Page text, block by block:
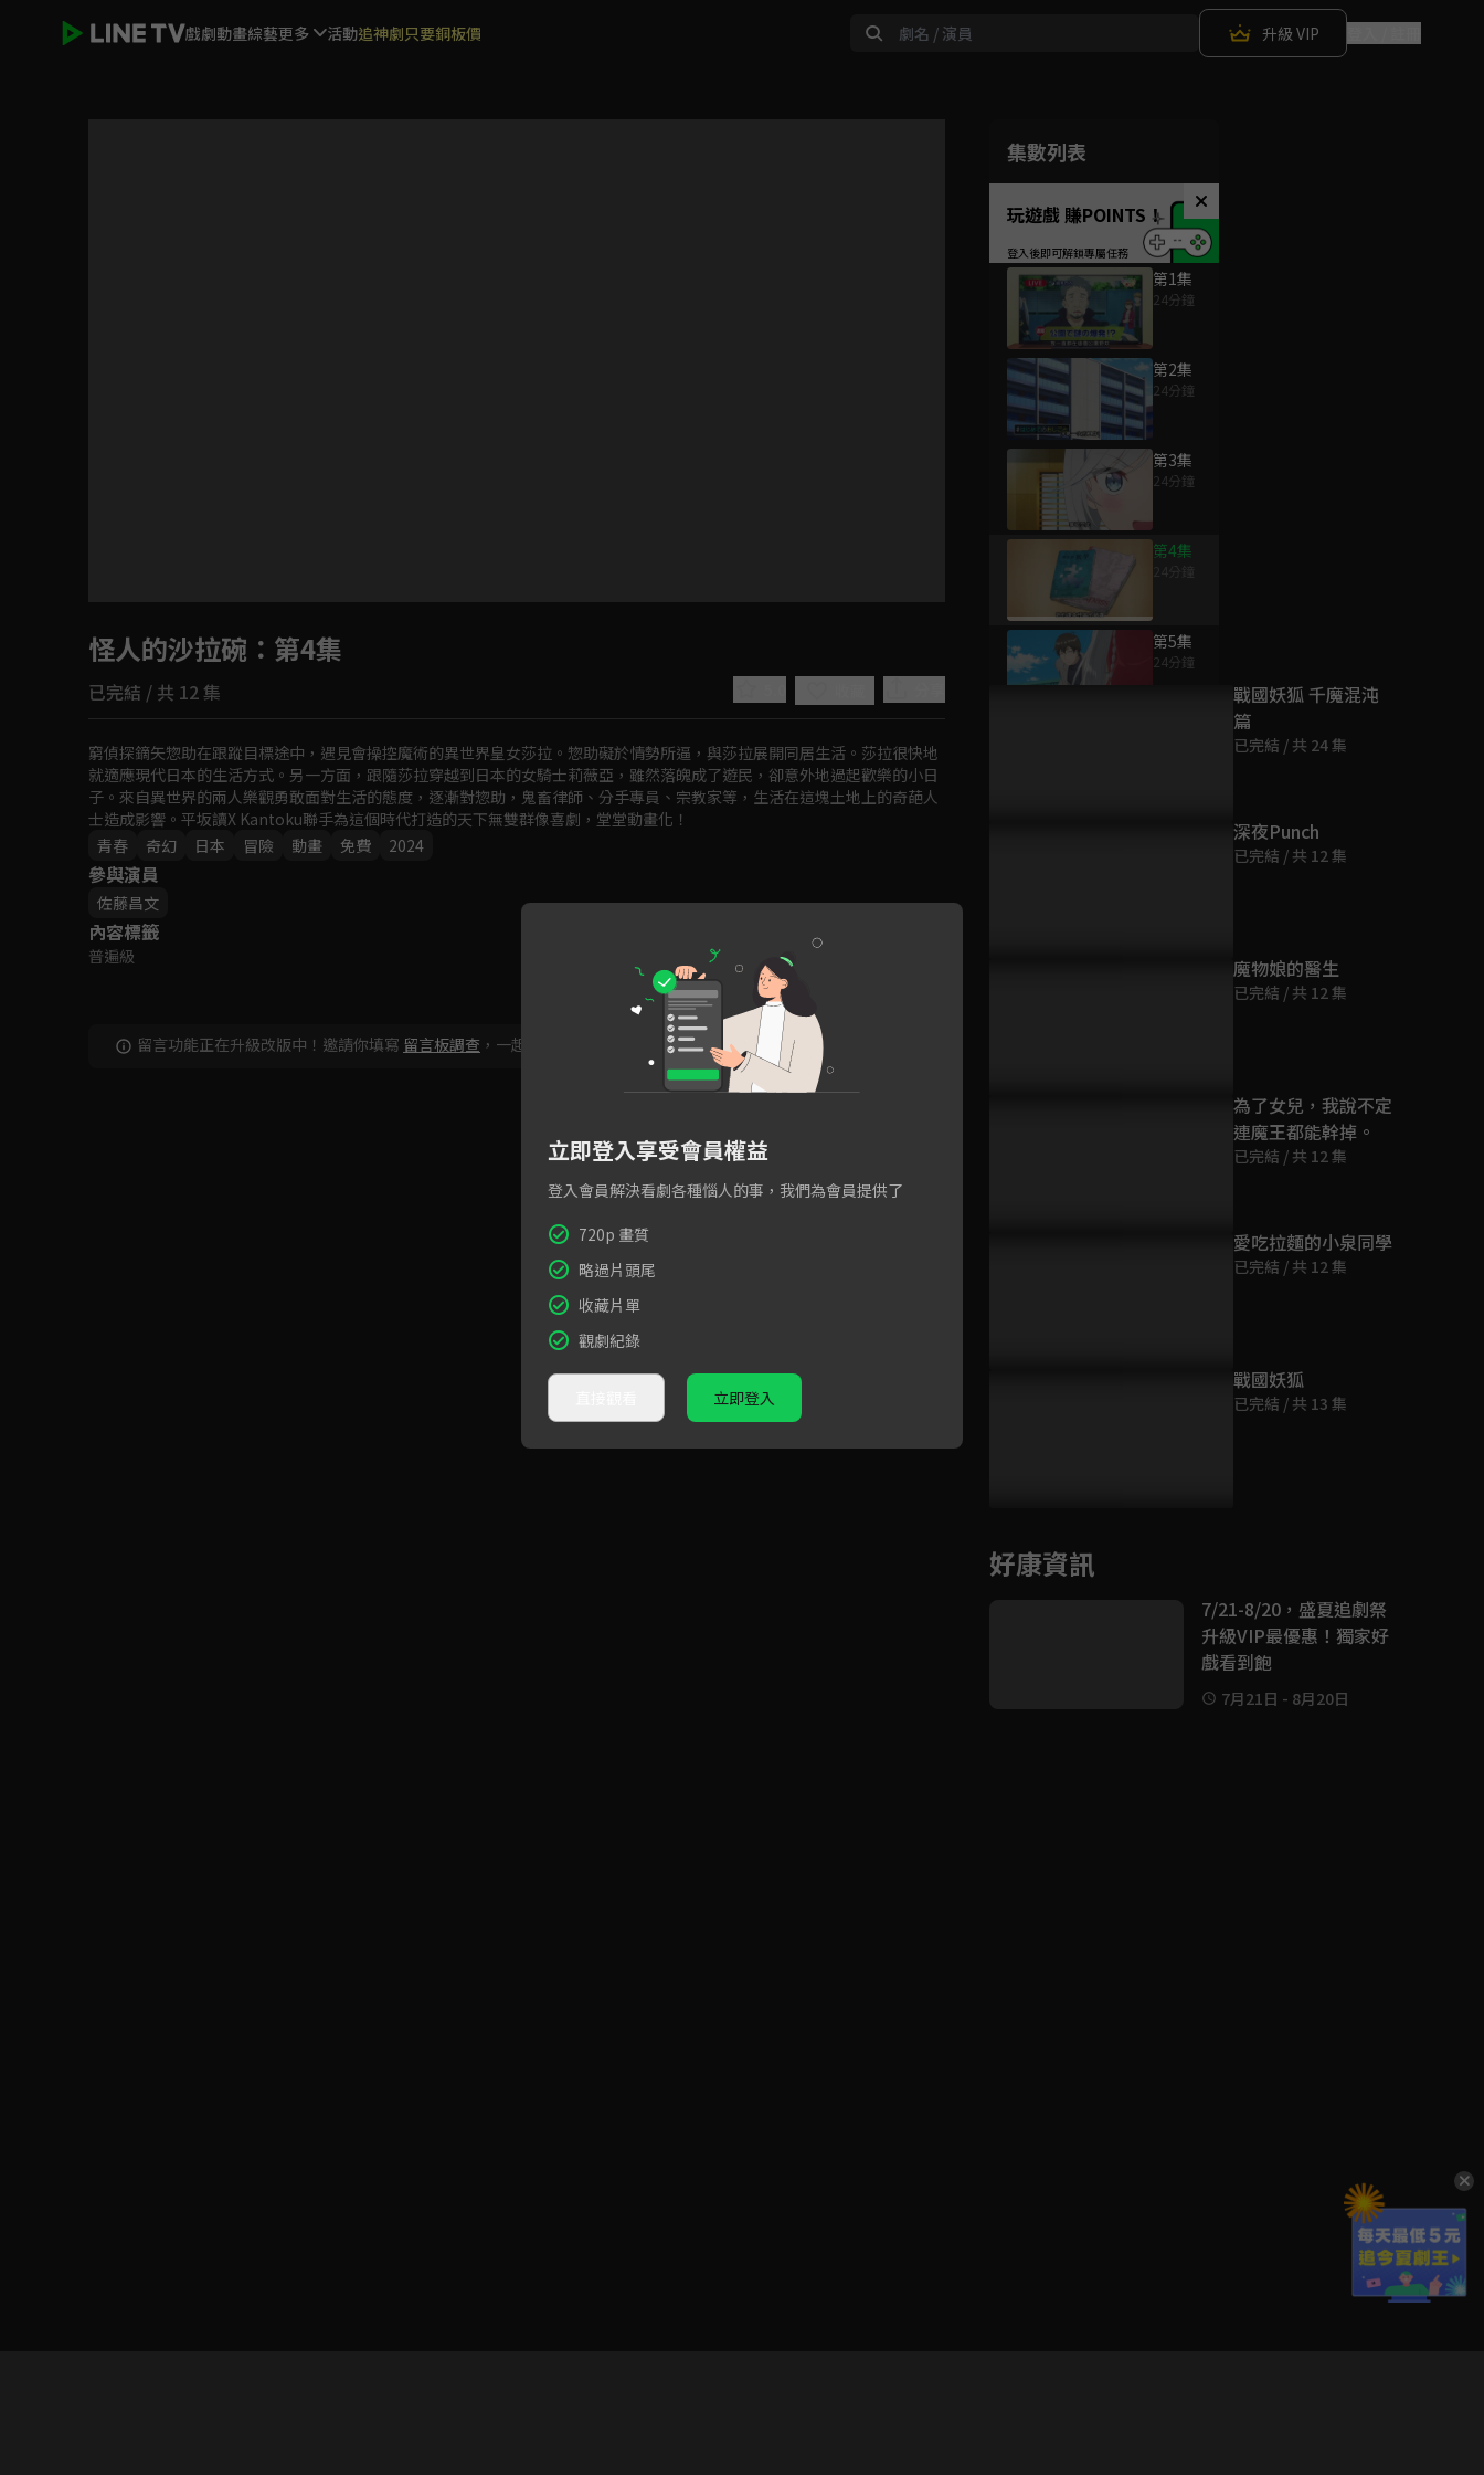
戲劇動畫綜藝更多 活動追神劇只要銅板價 升級 VIP
如有不便請見諒
集數列表
玩遊戲 賺POINTS！
第1集
24分鐘
第2集
24分鐘
第3集
24分鐘
第4集
第5集
24分鐘
怪人的沙拉碗 ：第4集
已完結 / 共 12 集
窮偵探鏑矢惣助在跟蹤目標途中，遇見會操控魔術的異世界皇女莎拉。惣助礙於情勢所逼，與莎拉展開同居生活。莎拉很快地
就適應現代日本的生活方式。另一方面，跟隨莎拉穿越到日本的女騎士莉薇亞，雖然落魄成了遊民，卻意外地過起歡樂的小日
子。來自異世界的兩人樂觀勇敢面對生活的態度，逐漸對惣助，鬼畜律師、分手專員、宗教家等，生活在這塊土地上的奇葩人
士造成影響。平坂讀X Kantoku聯手為這個時代打造的天下無雙群像喜劇，堂堂動畫化！
青春
奇幻 日本 冒險 動畫 免費 2024
參與演員
佐藤昌文
內容標籤
普遍級
留言功能正在升級改版中！邀請你填寫 留言板調查 ，一起共創新版留言功能！
為您推薦
戰國妖狐 千魔混沌
篇
已完結 / 共 24 集
深夜Punch
已完結 / 共 12 集
魔物娘的醫生
已完結 / 共 12 集
為了女兒，我說不定
連魔王都能幹掉。
已完結 / 共 12 集
愛吃拉麵的小泉同學
已完結 / 共 12 集
戰國妖狐
已完結 / 共 13 集
好康資訊
7/21-8/20，盛夏追劇祭
升級VIP最優惠！獨家好
戲看到飽
7月21日 - 8月20日
立即登入享受會員權益
登入會員解決看劇各種惱人的事，我們為會員提供了
720p 畫質
略過片頭尾
收藏片單
觀劇紀錄
立即登入